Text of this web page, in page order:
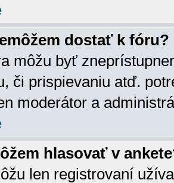
dostať k fóru?
môžu byť
či prispievaniu atď.
moderátor a
hlasovať v
len registrovaní